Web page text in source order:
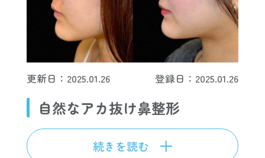
更新日：2025.01.26 登録日：2025.01.26
自然なアカ抜け鼻整形
続きを読む